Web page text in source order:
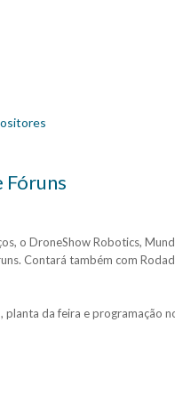
Fóruns
o DroneShow Robotics,
Contará também com
da feira e programação